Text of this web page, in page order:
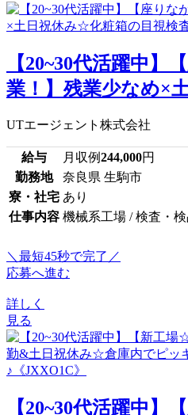
【20~30代活躍中】
業！】残業少なめ×
UTエージェント株式会社
給与 月収例244,000円
勤務地
奈良県 生駒市
寮・社宅 あり
仕事内容 機械系工場 / 検査・
＼最短45秒で完了／
応募へ進む
詳しく
見る
【20~30代活躍中